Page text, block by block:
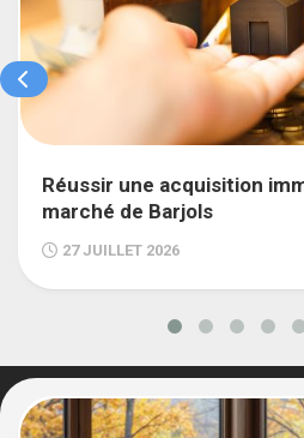
Réussir une acquisition
marché de Barjols
27 JUILLET 2026